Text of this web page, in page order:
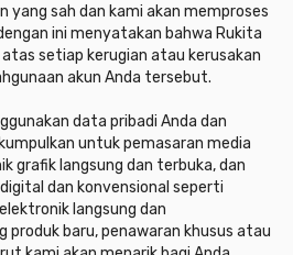
yang sah dan kami akan memproses
ini menyatakan bahwa Rukita
setiap kerugian atau kerusakan
akun Anda tersebut.
data pribadi Anda dan
untuk pemasaran media
grafik langsung dan terbuka, dan
dan konvensional seperti
langsung dan
baru, penawaran khusus atau